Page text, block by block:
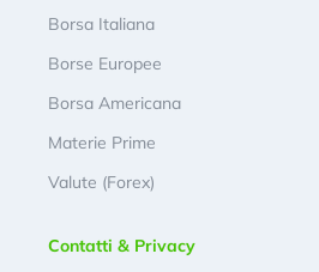
Borsa Italiana
Borse Europee
Borsa Americana
Materie Prime
Valute (Forex)
Contatti & Privacy